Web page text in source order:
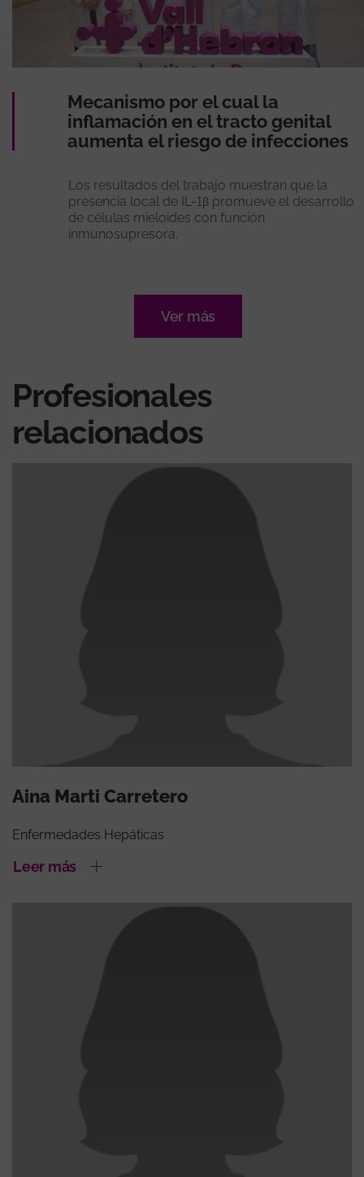
Mecanismo por el cual la
inflamación en el tracto genital
aumenta el riesgo de infecciones
Los resultados del trabajo muestran que la
presencia local de IL-1β promueve el desarrollo
de células mieloides con función
inmunosupresora.
Ver más
Profesionales
relacionados
Aina Marti Carretero
Enfermedades Hepáticas
Leer más